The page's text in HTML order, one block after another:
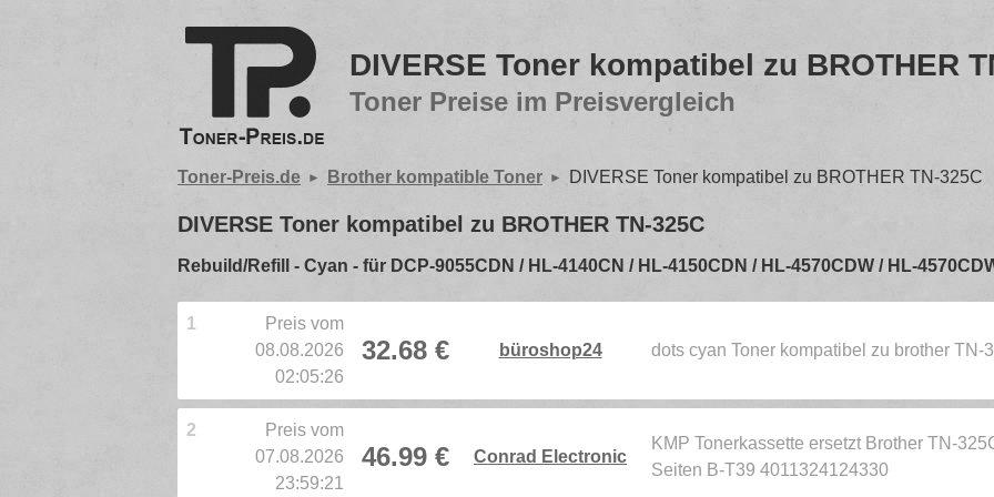
DIVERSE Toner kompatibel zu BROTHER
Toner Preise im Preisvergleich
Toner-Preis.de Brother kompatible Toner DIVERSE Toner kompatibel zu BROTHER TN-325C
DIVERSE Toner kompatibel zu BROTHER TN-325C
Rebuild/Refill - Cyan - für DCP-9055CDN / HL-4140CN / HL-4150CDN / HL-4570CDW / HL-
1
Preis vom
08.08.2026
02:05:26
32.68 € büroshop24 dots cyan Toner kompatibel zu brother TN-
2
Preis vom
07.08.2026
23:59:21
46.99 € Conrad Electronic
KMP Tonerkassette ersetzt Brother TN-
Seiten B-T39 4011324124330